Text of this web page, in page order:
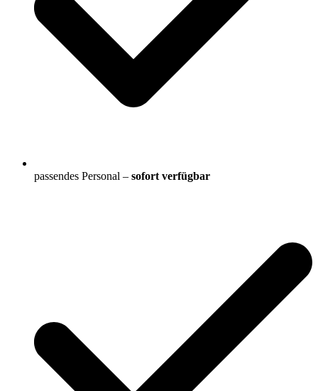
passendes Personal – sofort verfügbar